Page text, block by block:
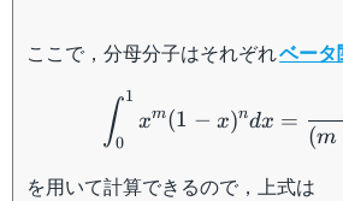
ここで，分母分子はそれぞれベータ
∫0
1
xm(1 − x)ndx =
(m
を用いて計算できるので，上式は